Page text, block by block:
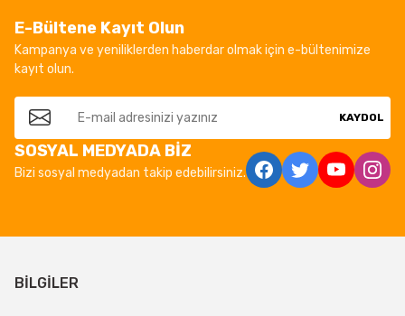
E-Bültene Kayıt Olun
Kampanya ve yeniliklerden haberdar olmak için e-bültenimize
kayıt olun.
KAYDOL
SOSYAL MEDYADA BİZ
Bizi sosyal medyadan takip edebilirsiniz.
BİLGİLER